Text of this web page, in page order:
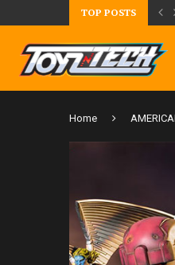
TOP POSTS
DELLA CRRATURA DELLA
Home